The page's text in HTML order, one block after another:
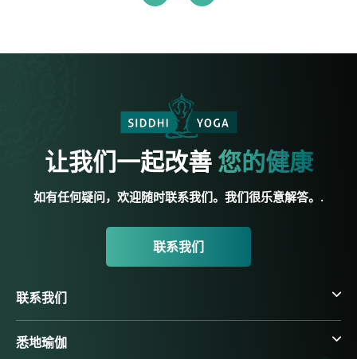
让我们一起改善 您的健康
如有任何疑问，欢迎随时联系我们。我们很乐意解答。.
联系我们
联系我们
悉地瑜伽